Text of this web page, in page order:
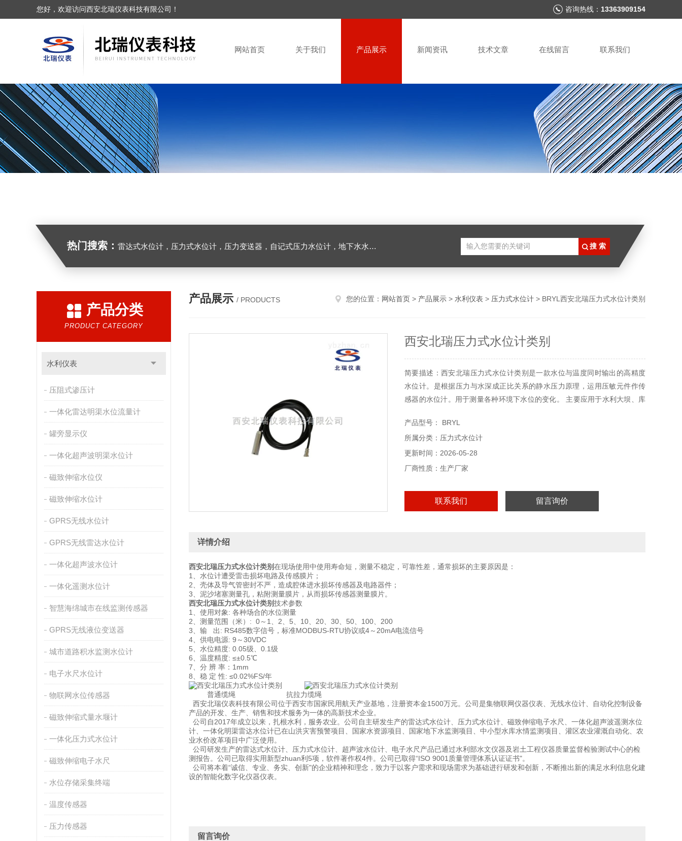
您好，欢迎访问西安北瑞仪表科技有限公司！ 咨询热线： 13363909154
网站首页 关于我们 产品展示 新闻资讯 技术文章 在线留言 联系我们
热门搜索： 雷达式水位计，压力式水位计，压力变送器，自记式压力水位计，地下水水位计
产品分类
PRODUCT CATEGORY
水利仪表
压阻式渗压计
一体化雷达明渠水位流量计
罐旁显示仪
一体化超声波明渠水位计
磁致伸缩水位仪
磁致伸缩水位计
GPRS无线水位计
GPRS无线雷达水位计
一体化超声波水位计
一体化遥测水位计
智慧海绵城市在线监测传感器
GPRS无线液位变送器
城市道路积水监测水位计
电子水尺水位计
物联网水位传感器
磁致伸缩式量水堰计
一体化压力式水位计
磁致伸缩电子水尺
水位存储采集终端
温度传感器
压力传感器
产品展示 / PRODUCTS 您的位置： 网站首页 > 产品展示 > 水利仪表 > 压力式水位计 > BRYL西安北瑞压力式水位计类别
西安北瑞压力式水位计类别
简要描述：西安北瑞压力式水位计类别是一款水位与温度同时输出的高精度
水位计。是根据压力与水深成正比关系的静水压力原理，运用压敏元件作传
感器的水位汁。用于测量各种环境下水位的变化。 主要应用于水利大坝、库
产品型号： BRYL
所属分类：压力式水位计
更新时间：2026-05-28
厂商性质：生产厂家
联系我们 留言询价
详情介绍
西安北瑞压力式水位计类别在现场使用中使用寿命短，测量不稳定，可靠性差，通常损坏的主要原因是：
1、水位计遭受雷击损坏电路及传感膜片；
2、壳体及导气管密封不严，造成腔体进水损坏传感器及电路器件；
3、泥沙堵塞测量孔，粘附测量膜片，从而损坏传感器测量膜片。
西安北瑞压力式水位计类别技术参数
1、使用对象: 各种场合的水位测量
2、测量范围（米）: 0～1、2、5、10、20、30、50、100、200
3、输 出: RS485数字信号，标准MODBUS-RTU协议或4～20mA电流信号
4、供电电源: 9～30VDC
5、水位精度: 0.05级、0.1级
6、温度精度: ≤±0.5℃
7、分 辨 率：1mm
8、稳 定 性: ≤0.02%FS/年
普通缆绳 抗拉力缆绳
西安北瑞仪表科技有限公司位于西安市国家民用航天产业基地，注册资本金1500万元。公司是集物联网仪器仪表、无线水位计、自动化控制设备
产品的开发、生产、销售和技术服务为一体的高新技术企业。
公司自2017年成立以来，扎根水利，服务农业。公司自主研发生产的雷达式水位计、压力式水位计、磁致伸缩电子水尺、一体化超声波遥测水位
计、一体化明渠雷达水位计已在山洪灾害预警项目、国家水资源项目、国家地下水监测项目、中小型水库水情监测项目、灌区农业灌溉自动化、农
业水价改革项目中广泛使用。
公司研发生产的雷达式水位计、压力式水位计、超声波水位计、电子水尺产品已通过水利部水文仪器及岩土工程仪器质量监督检验测试中心的检
测报告。公司已取得实用新型zhuan利5项，软件著作权4件。公司已取得“ISO 9001质量管理体系认证证书"。
公司将本着“诚信、专业、务实、创新"的企业精神和理念，致力于以客户需求和现场需求为基础进行研发和创新，不断推出新的满足水利信息化建
设的智能化数字化仪器仪表。
留言询价